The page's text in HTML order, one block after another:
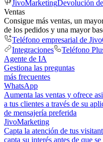
JivoMarketingDevolución
Ventas
Consigue más ventas, un
de los pedidos y una mayor
Teléfono empresarial de
Integraciones
Teléfono
Agente de IA
Gestiona las preguntas
más frecuentes
WhatsApp
Aumenta las ventas y ofrece
a tus clientes a través de su
de mensajería preferida
JivoMarketing
Capta la atención de tus
capta su interés antes de que se